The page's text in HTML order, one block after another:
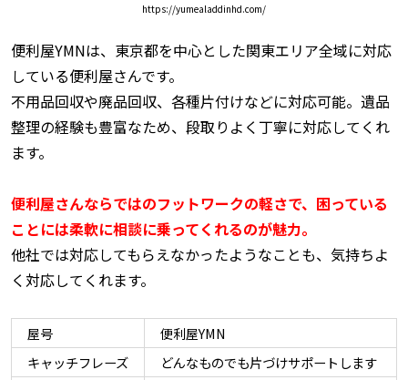
https://yumealaddinhd.com/
便利屋YMNは、東京都を中心とした関東エリア全域に対応
している便利屋さんです。
不用品回収や廃品回収、各種片付けなどに対応可能。遺品
整理の経験も豊富なため、段取りよく丁寧に対応してくれ
ます。
便利屋さんならではのフットワークの軽さで、困っている
ことには柔軟に相談に乗ってくれるのが魅力。
他社では対応してもらえなかったようなことも、気持ちよ
く対応してくれます。
屋号
便利屋YMN
キャッチフレーズ
どんなものでも片づけサポートします